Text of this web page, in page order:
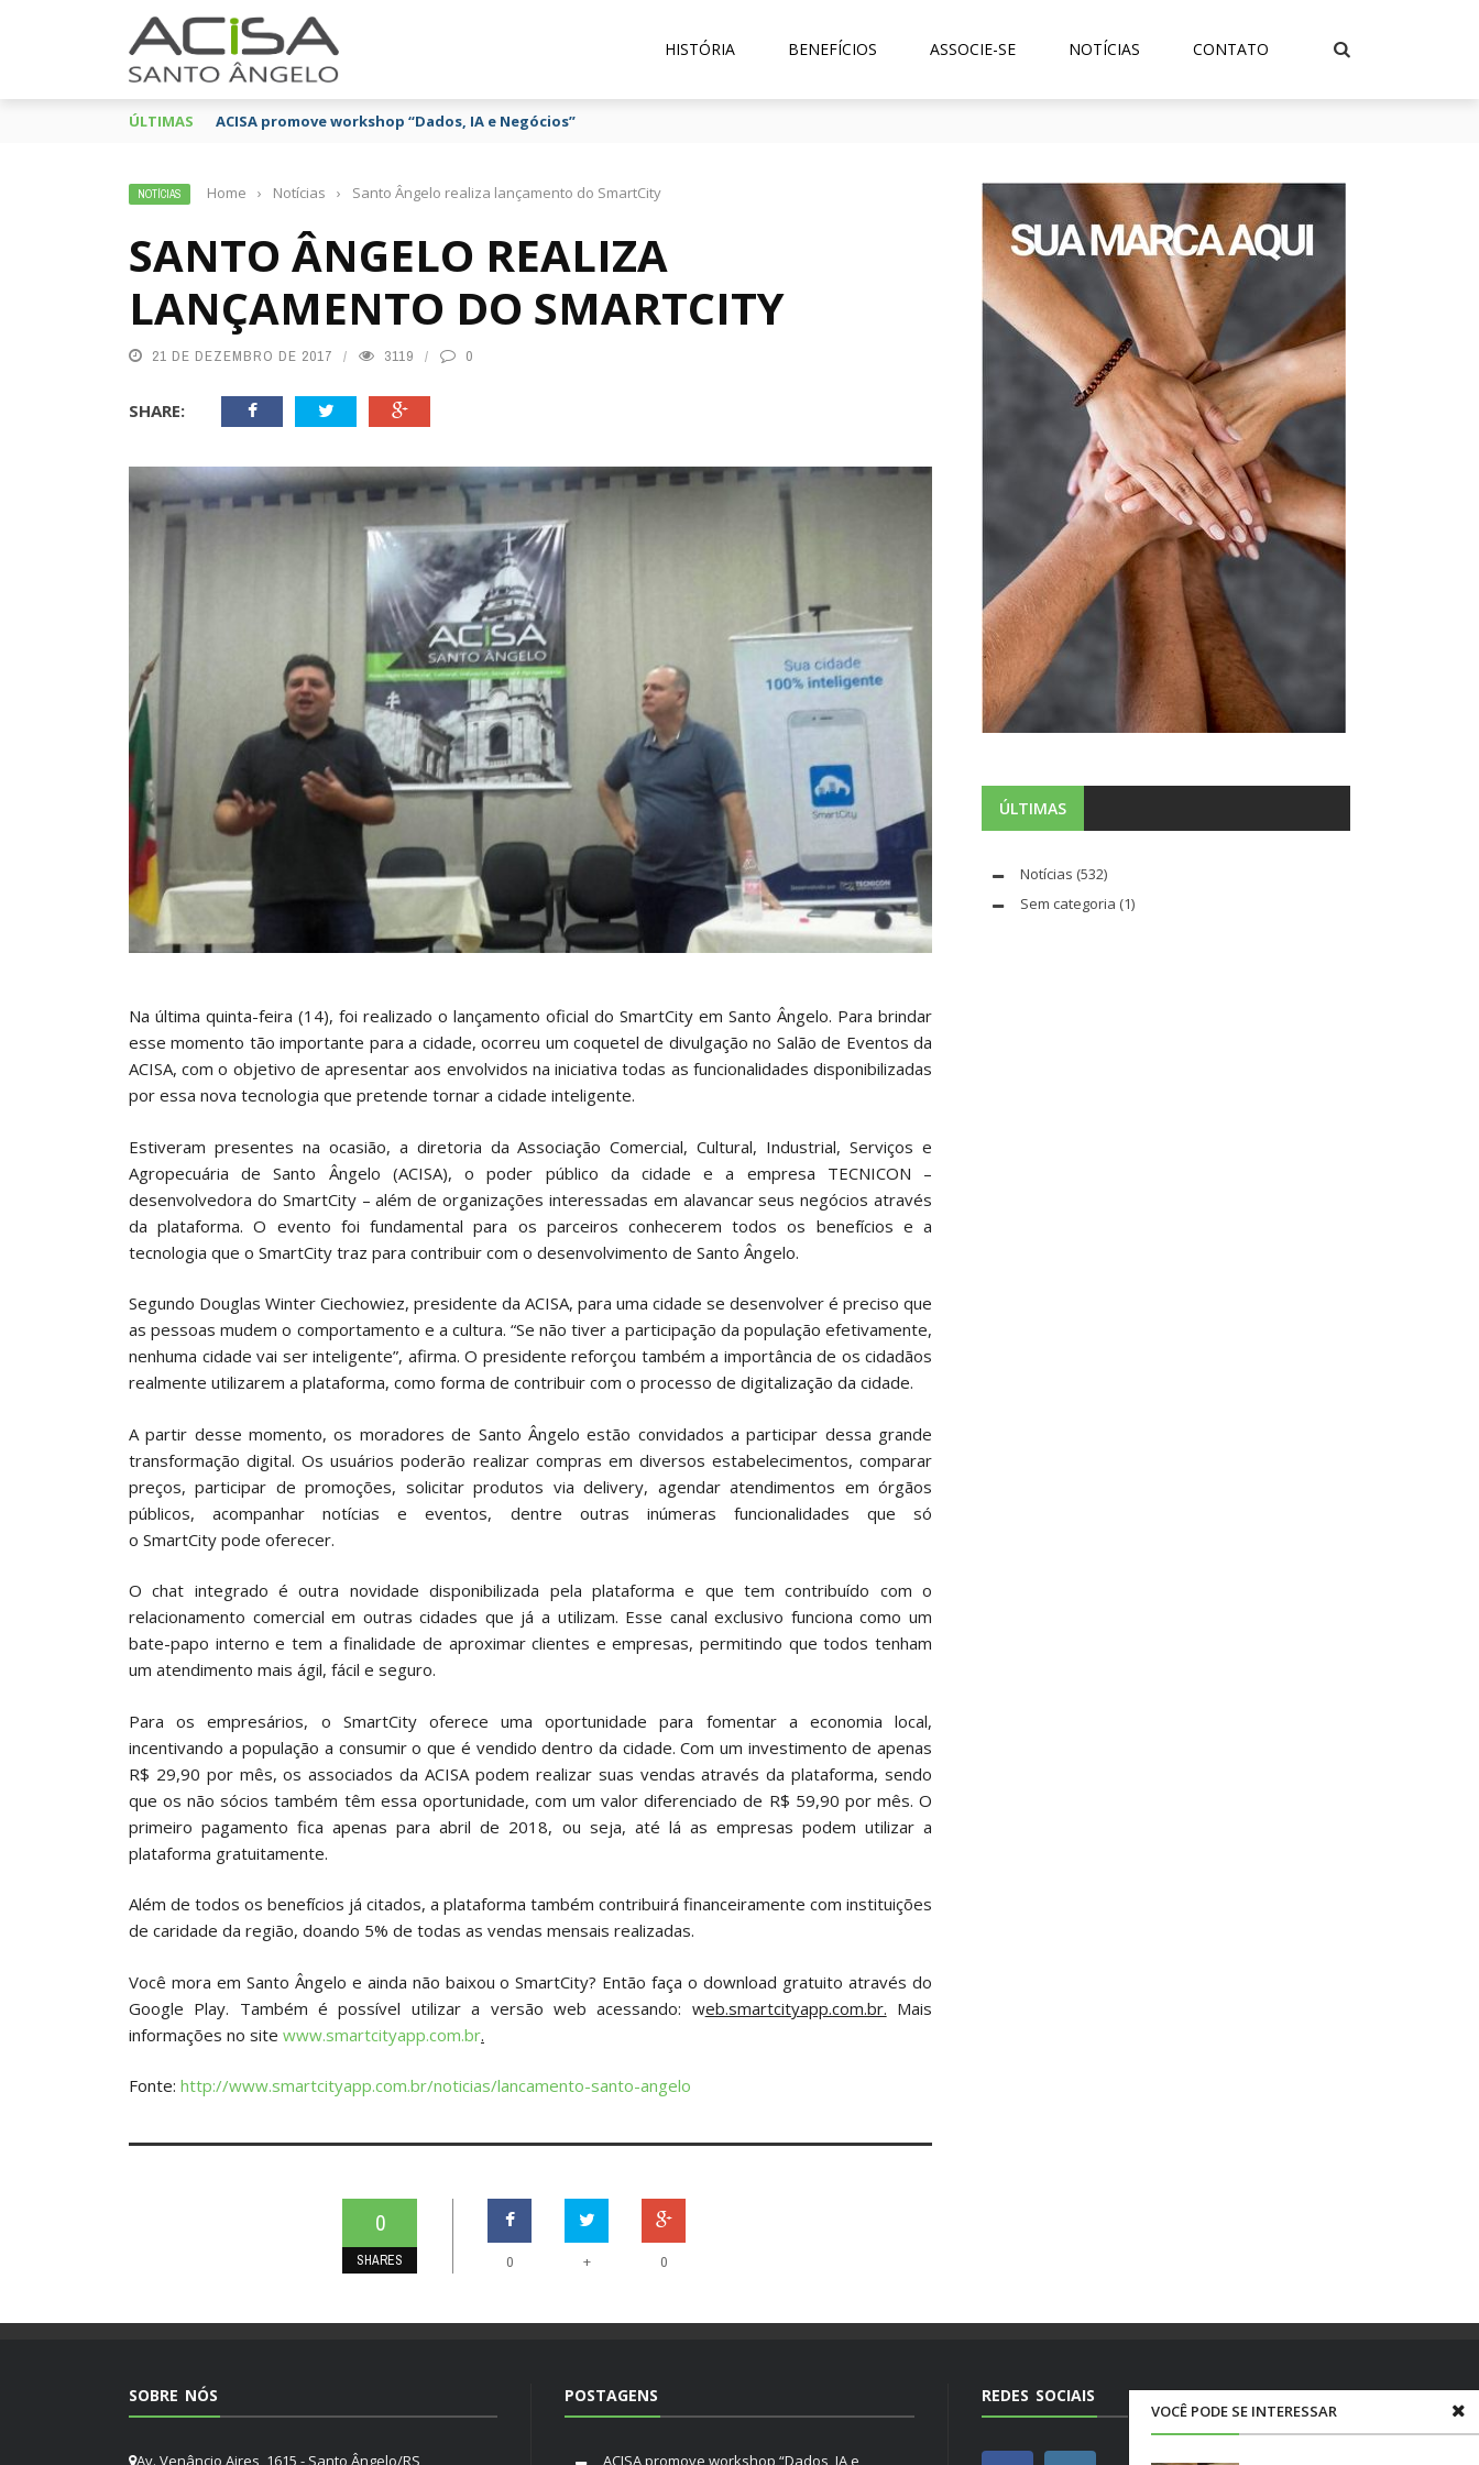
HISTÓRIA BENEFÍCIOS ASSOCIE-SE NOTÍCIAS CONTATO
ÚLTIMAS ACISA promove workshop “Dados, IA e Negócios”
NOTÍCIAS Home › Notícias › Santo Ângelo realiza lançamento do SmartCity
SANTO ÂNGELO REALIZA
LANÇAMENTO DO SMARTCITY
21 DE DEZEMBRO DE 2017 3119 0
SHARE:
Na última quinta-feira (14), foi realizado o lançamento oficial do SmartCity em Santo Ângelo. Para brindar
esse momento tão importante para a cidade, ocorreu um coquetel de divulgação no Salão de Eventos da
ACISA, com o objetivo de apresentar aos envolvidos na iniciativa todas as funcionalidades disponibilizadas
por essa nova tecnologia que pretende tornar a cidade inteligente.
Estiveram presentes na ocasião, a diretoria da Associação Comercial, Cultural, Industrial, Serviços e
Agropecuária de Santo Ângelo (ACISA), o poder público da cidade e a empresa TECNICON –
desenvolvedora do SmartCity – além de organizações interessadas em alavancar seus negócios através
da plataforma. O evento foi fundamental para os parceiros conhecerem todos os benefícios e a
tecnologia que o SmartCity traz para contribuir com o desenvolvimento de Santo Ângelo.
Segundo Douglas Winter Ciechowiez, presidente da ACISA, para uma cidade se desenvolver é preciso que
as pessoas mudem o comportamento e a cultura. “Se não tiver a participação da população efetivamente,
nenhuma cidade vai ser inteligente”, afirma. O presidente reforçou também a importância de os cidadãos
realmente utilizarem a plataforma, como forma de contribuir com o processo de digitalização da cidade.
A partir desse momento, os moradores de Santo Ângelo estão convidados a participar dessa grande
transformação digital. Os usuários poderão realizar compras em diversos estabelecimentos, comparar
preços, participar de promoções, solicitar produtos via delivery, agendar atendimentos em órgãos
públicos, acompanhar notícias e eventos, dentre outras inúmeras funcionalidades que só
o SmartCity pode oferecer.
O chat integrado é outra novidade disponibilizada pela plataforma e que tem contribuído com o
relacionamento comercial em outras cidades que já a utilizam. Esse canal exclusivo funciona como um
bate-papo interno e tem a finalidade de aproximar clientes e empresas, permitindo que todos tenham
um atendimento mais ágil, fácil e seguro.
Para os empresários, o SmartCity oferece uma oportunidade para fomentar a economia local,
incentivando a população a consumir o que é vendido dentro da cidade. Com um investimento de apenas
R$ 29,90 por mês, os associados da ACISA podem realizar suas vendas através da plataforma, sendo
que os não sócios também têm essa oportunidade, com um valor diferenciado de R$ 59,90 por mês. O
primeiro pagamento fica apenas para abril de 2018, ou seja, até lá as empresas podem utilizar a
plataforma gratuitamente.
Além de todos os benefícios já citados, a plataforma também contribuirá financeiramente com instituições
de caridade da região, doando 5% de todas as vendas mensais realizadas.
Você mora em Santo Ângelo e ainda não baixou o SmartCity? Então faça o download gratuito através do
Google Play. Também é possível utilizar a versão web acessando: web.smartcityapp.com.br. Mais
informações no site www.smartcityapp.com.br.
Fonte: http://www.smartcityapp.com.br/noticias/lancamento-santo-angelo
0
SHARES 0 + 0
VOCÊ PODE SE INTERESSAR
ÚLTIMAS
Notícias (532)
Sem categoria (1)
SOBRE NÓS POSTAGENS REDES SOCIAIS